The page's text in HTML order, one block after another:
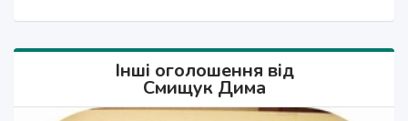
Інші оголошення від
Смищук Дима